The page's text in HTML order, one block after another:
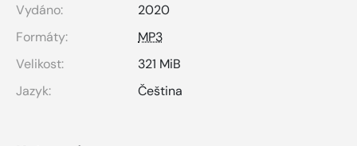
Vydáno:
2020
Formáty:
MP3
Velikost:
321 MiB
Jazyk:
Čeština